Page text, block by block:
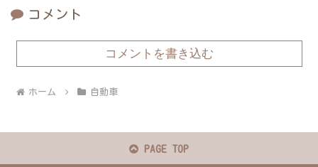
コメント
コメントを書き込む
ホーム 自動車
PAGE TOP